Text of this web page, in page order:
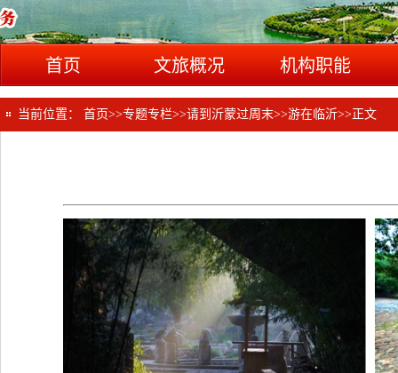
首页 文旅概况 机构职能
当前位置： 首页>>专题专栏>>请到沂蒙过周末>>游在临沂>> 正文